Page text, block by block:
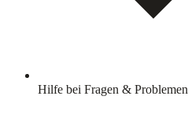
Hilfe bei Fragen & Problemen